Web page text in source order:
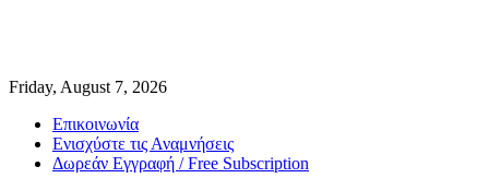
Friday, August 7, 2026
Επικοινωνία
Ενισχύστε τις Αναμνήσεις
Δωρεάν Εγγραφή / Free Subscription